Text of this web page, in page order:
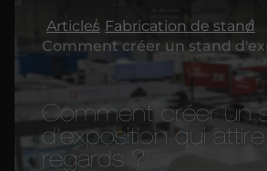
Articles Fabrication de stand
Comment créer un
d'exposition qui
regards ?